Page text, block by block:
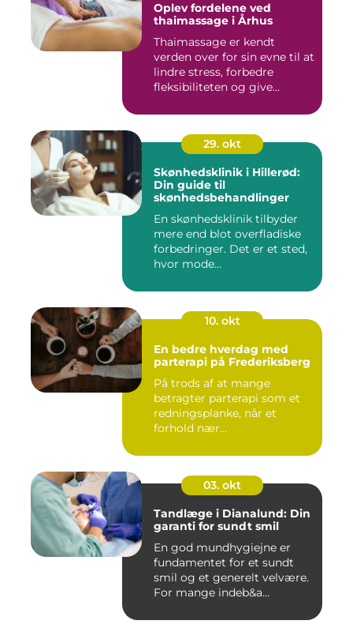
Oplev fordelene ved
thaimassage i Århus
Thaimassage er kendt
verden over for sin evne til at
lindre stress, forbedre
fleksibiliteten og give...
29. okt
Skønhedsklinik i Hillerød:
Din guide til
skønhedsbehandlinger
En skønhedsklinik tilbyder
mere end blot overfladiske
forbedringer. Det er et sted,
hvor mode...
10. okt
En bedre hverdag med
parterapi på Frederiksberg
På trods af at mange
betragter parterapi som et
redningsplanke, når et
forhold nær...
03. okt
Tandlæge i Dianalund: Din
garanti for sundt smil
En god mundhygiejne er
fundamentet for et sundt
smil og et generelt velvære.
For mange indeb&a...